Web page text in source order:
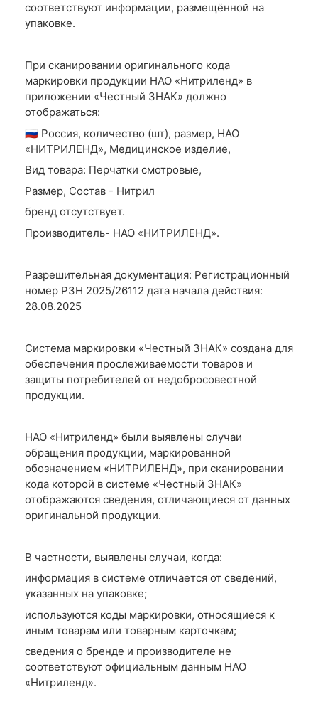
соответствуют информации, размещённой на
упаковке.
При сканировании оригинального кода
маркировки продукции НАО «Нитриленд» в
приложении «Честный ЗНАК» должно
отображаться:
🇷🇺 Россия, количество (шт), размер, НАО
«НИТРИЛЕНД», Медицинское изделие,
Вид товара: Перчатки смотровые,
Размер, Состав - Нитрил
бренд отсутствует.
Производитель- НАО «НИТРИЛЕНД».
Разрешительная документация: Регистрационный
номер РЗН 2025/26112 дата начала действия:
28.08.2025
Система маркировки «Честный ЗНАК» создана для
обеспечения прослеживаемости товаров и
защиты потребителей от недобросовестной
продукции.
НАО «Нитриленд» были выявлены случаи
обращения продукции, маркированной
обозначением «НИТРИЛЕНД», при сканировании
кода которой в системе «Честный ЗНАК»
отображаются сведения, отличающиеся от данных
оригинальной продукции.
В частности, выявлены случаи, когда:
информация в системе отличается от сведений,
указанных на упаковке;
используются коды маркировки, относящиеся к
иным товарам или товарным карточкам;
сведения о бренде и производителе не
соответствуют официальным данным НАО
«Нитриленд».